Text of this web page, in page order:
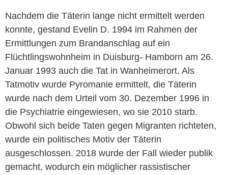
Nachdem die Täterin lange nicht ermittelt werden
konnte, gestand Evelin D. 1994 im Rahmen der
Ermittlungen zum Brandanschlag auf ein
Flüchtlingswohnheim in Duisburg- Hamborn am 26.
Januar 1993 auch die Tat in Wanheimerort. Als
Tatmotiv wurde Pyromanie ermittelt, die Täterin
wurde nach dem Urteil vom 30. Dezember 1996 in
die Psychiatrie eingewiesen, wo sie 2010 starb.
Obwohl sich beide Taten gegen Migranten richteten,
wurde ein politisches Motiv der Täterin
ausgeschlossen. 2018 wurde der Fall wieder publik
gemacht, wodurch ein möglicher rassistischer